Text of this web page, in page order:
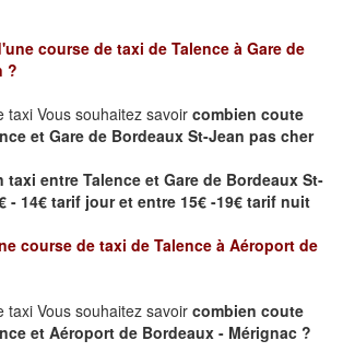
course de taxi de Talence à Gare de
?
taxi Vous souhaitez savoir combien coute
et Gare de Bordeaux St-Jean pas cher
taxi entre Talence et Gare de Bordeaux St-
- 14€ tarif jour et entre 15€ -19€ tarif nuit
course de taxi de Talence à Aéroport de
taxi Vous souhaitez savoir combien coute
et Aéroport de Bordeaux - Mérignac ?